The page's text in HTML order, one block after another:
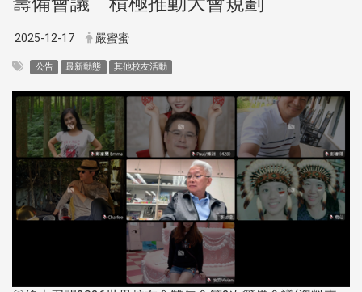
2025-12-17 嚴蜜蜜
公告 最新動態 其他校友活動